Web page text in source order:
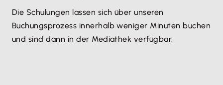
Die Schulungen lassen sich über unseren
Buchungsprozess innerhalb weniger Minuten buchen
und sind dann in der Mediathek verfügbar.